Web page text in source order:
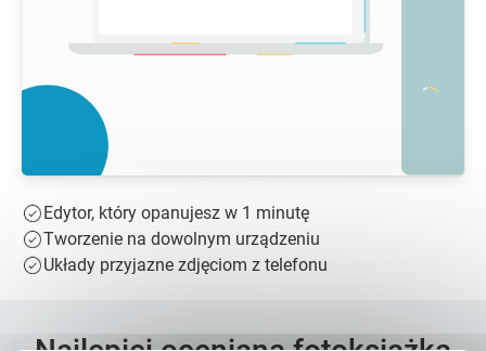
Edytor, który opanujesz w 1 minutę
Tworzenie na dowolnym urządzeniu
Układy przyjazne zdjęciom z telefonu